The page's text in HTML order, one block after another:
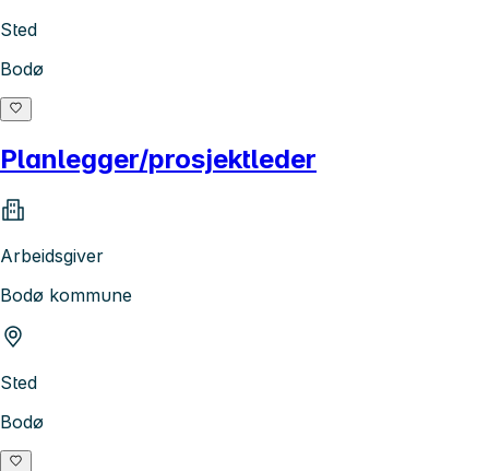
Sted
Bodø
Planlegger/prosjektleder
Arbeidsgiver
Bodø kommune
Sted
Bodø